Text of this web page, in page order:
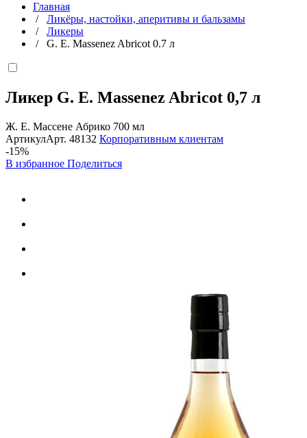
Главная
/ Ликёры, настойки, аперитивы и бальзамы
/ Ликеры
/ G. E. Massenez Abricot 0.7 л
Ликер G. E. Massenez Abricot 0,7 л
Ж. Е. Массене Абрико 700 мл
АртикулАрт. 48132 Корпоративным клиентам
-15%
В избранное Поделиться